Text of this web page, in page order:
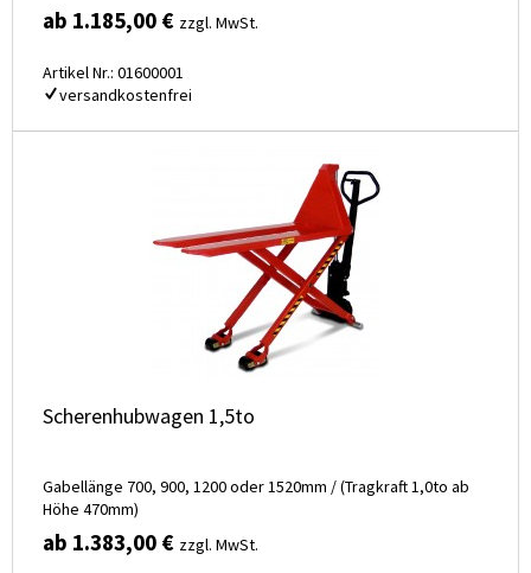
ab 1.185,00 € zzgl. MwSt.
Artikel Nr.: 01600001
versandkostenfrei
Scherenhubwagen 1,5to
Gabellänge 700, 900, 1200 oder 1520mm / (Tragkraft 1,0to ab
Höhe 470mm)
ab 1.383,00 € zzgl. MwSt.